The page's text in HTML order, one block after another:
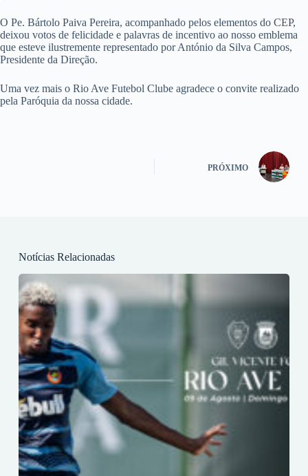
O Pe. Bártolo Paiva Pereira, acompanhado pelos elementos do CEP,
deixou votos de felicidade e palavras de incentivo ao nosso emblema
que esteve ilustremente representado por António da Silva Campos,
Presidente da Direção.
Uma vez mais o Rio Ave Futebol Clube agradece o convite realizado
pela Paróquia da nossa cidade.
PRÓXIMO
Notícias Relacionadas